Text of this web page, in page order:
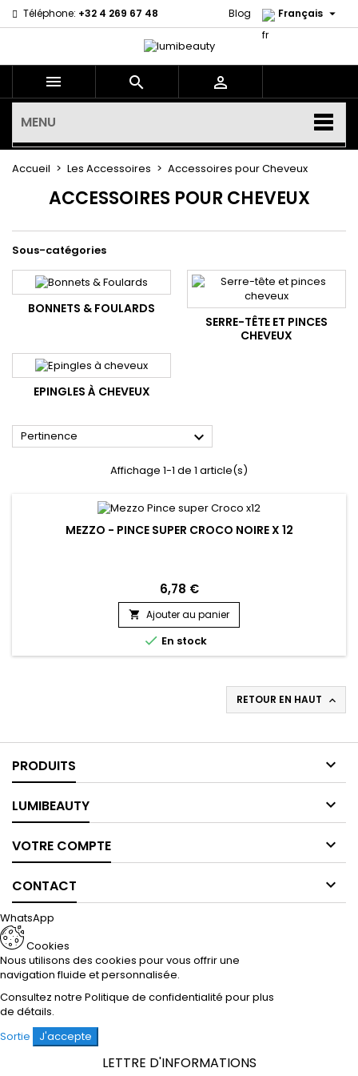
Téléphone: +32 4 269 67 48 Français 
Blog
  
MENU
Accueil Les Accessoires Accessoires pour Cheveux
ACCESSOIRES POUR CHEVEUX
Sous-catégories
BONNETS & FOULARDS
SERRE-TÊTE ET PINCES
CHEVEUX
EPINGLES À CHEVEUX
Pertinence 
Affichage 1-1 de 1 article(s)
MEZZO - PINCE SUPER CROCO NOIRE X 12
6,78 €
 Ajouter au panier
 En stock
RETOUR EN HAUT 
PRODUITS 
LUMIBEAUTY 
VOTRE COMPTE 
CONTACT 
WhatsApp
Cookies
Nous utilisons des cookies pour vous offrir une
navigation fluide et personnalisée.
Consultez notre Politique de confidentialité pour plus
de détails.
Sortie
J'accepte
LETTRE D'INFORMATIONS